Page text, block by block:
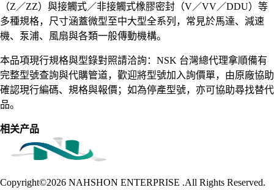
（Z／ZZ）與接觸式／非接觸式橡膠密封（V／VV／DDU）等
多種規格，尺寸涵蓋微型至中大型全系列，常見於馬達、減速
機、泵浦、風扇與各類一般傳動機構。
本品項現行規格與型錄對照請洽詢：NSK 台灣總代理拿順備有
完整型號查詢與代購管道，歡迎將型號加入詢價單，由原廠協助
確認現行編碼、規格與報價；如為停產型號，亦可協助尋找替代
品。
相关产品
Copyright©2026 NAHSHON ENTERPRISE .All Rights Reserved.